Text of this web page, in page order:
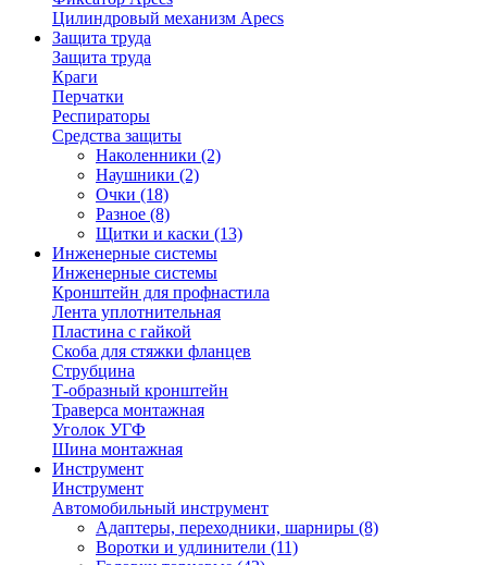
Цилиндровый механизм Apecs
Защита труда
Защита труда
Краги
Перчатки
Респираторы
Средства защиты
Наколенники (2)
Наушники (2)
Очки (18)
Разное (8)
Щитки и каски (13)
Инженерные системы
Инженерные системы
Кронштейн для профнастила
Лента уплотнительная
Пластина с гайкой
Скоба для стяжки фланцев
Струбцина
Т-образный кронштейн
Траверса монтажная
Уголок УГФ
Шина монтажная
Инструмент
Инструмент
Автомобильный инструмент
Адаптеры, переходники, шарниры (8)
Воротки и удлинители (11)